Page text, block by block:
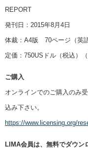
REPORT
発刊日：2015年8月4日
体裁：A4版 70ページ（英
定価：750USドル（税込）
ご購入
オンラインでのご購入のみ
込み下さい。
https://www.licensing.org/
LIMA会員は、無料でダウン